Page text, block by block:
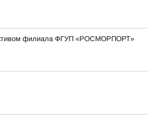
филиала ФГУП «РОСМОРПОРТ»